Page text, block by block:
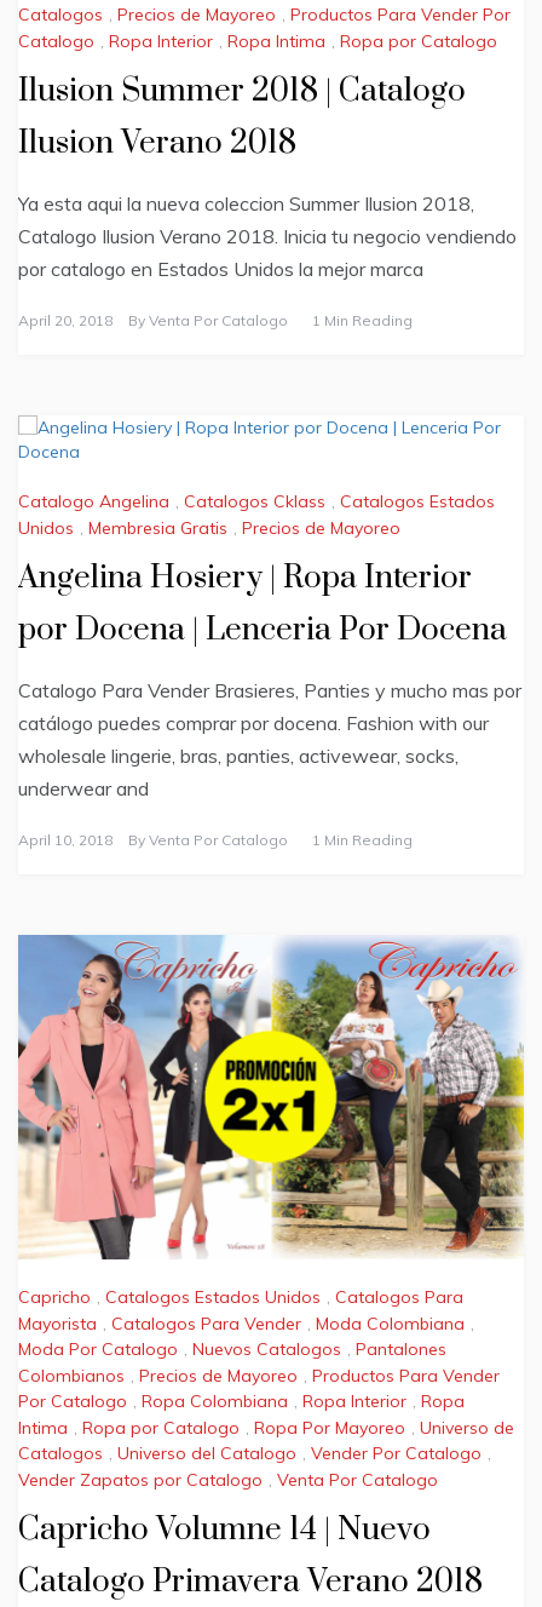
Catalogos , Precios de Mayoreo , Productos Para Vender Por
Catalogo , Ropa Interior , Ropa Intima , Ropa por Catalogo
Ilusion Summer 2018 | Catalogo
Ilusion Verano 2018
Ya esta aqui la nueva coleccion Summer Ilusion 2018,
Catalogo Ilusion Verano 2018. Inicia tu negocio vendiendo
por catalogo en Estados Unidos la mejor marca
April 20, 2018 By Venta Por Catalogo 1 Min Reading
Catalogo Angelina , Catalogos Cklass , Catalogos Estados
Unidos , Membresia Gratis , Precios de Mayoreo
Angelina Hosiery | Ropa Interior
por Docena | Lenceria Por Docena
Catalogo Para Vender Brasieres, Panties y mucho mas por
catálogo puedes comprar por docena. Fashion with our
wholesale lingerie, bras, panties, activewear, socks,
underwear and
April 10, 2018 By Venta Por Catalogo 1 Min Reading
Capricho , Catalogos Estados Unidos , Catalogos Para
Mayorista , Catalogos Para Vender , Moda Colombiana ,
Moda Por Catalogo , Nuevos Catalogos , Pantalones
Colombianos , Precios de Mayoreo , Productos Para Vender
Por Catalogo , Ropa Colombiana , Ropa Interior , Ropa
Intima , Ropa por Catalogo , Ropa Por Mayoreo , Universo de
Catalogos , Universo del Catalogo , Vender Por Catalogo ,
Vender Zapatos por Catalogo , Venta Por Catalogo
Capricho Volumne 14 | Nuevo
Catalogo Primavera Verano 2018